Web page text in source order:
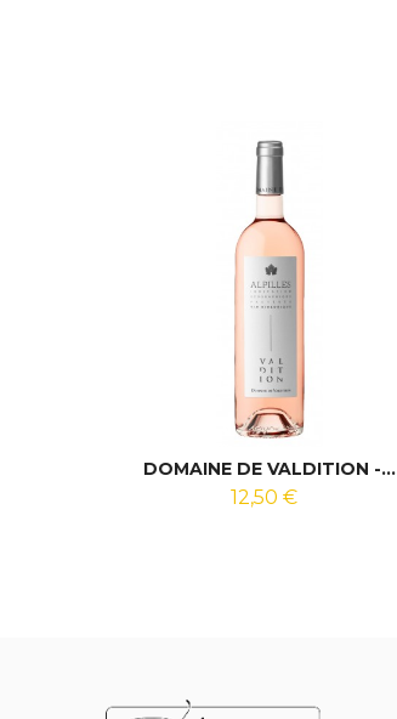
DOMAINE DE VALDITION -...
12,50 €